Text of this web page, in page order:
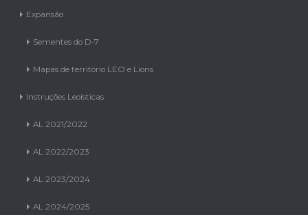
Expansão
Sementes do D-7
Mapas de território LEO e Lions
Instruções Leoísticas
AL 2021/2022
AL 2022/2023
AL 2023/2024
AL 2024/2025